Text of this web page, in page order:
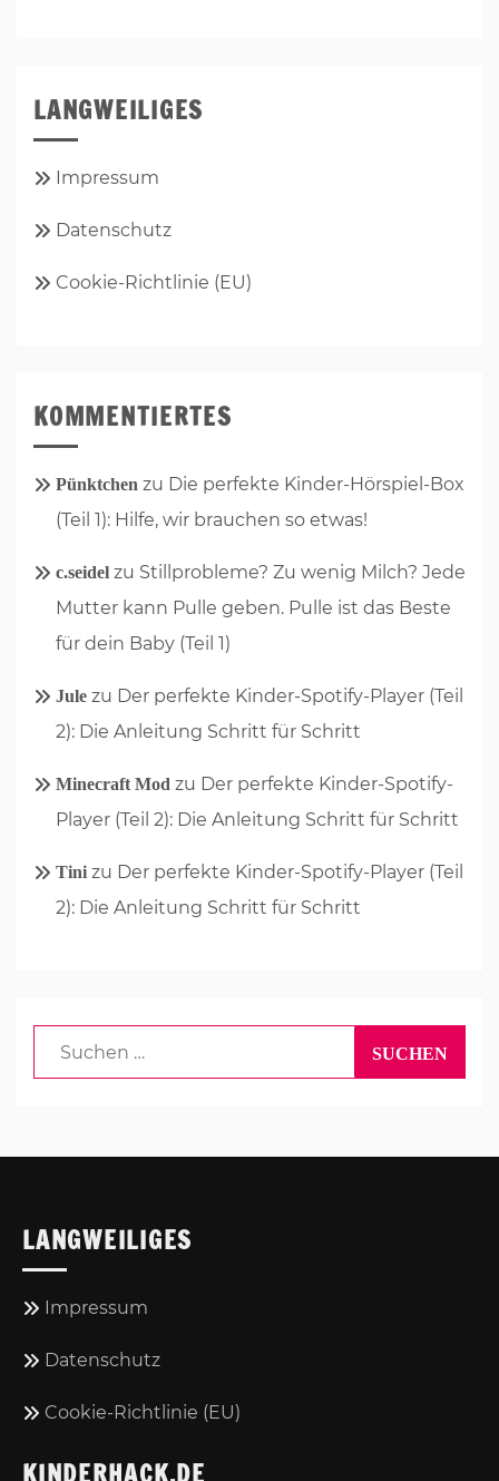
LANGWEILIGES
Impressum
Datenschutz
Cookie-Richtlinie (EU)
KOMMENTIERTES
Pünktchen zu Die perfekte Kinder-Hörspiel-Box
(Teil 1): Hilfe, wir brauchen so etwas!
c.seidel zu Stillprobleme? Zu wenig Milch? Jede
Mutter kann Pulle geben. Pulle ist das Beste
für dein Baby (Teil 1)
Jule zu Der perfekte Kinder-Spotify-Player (Teil
2): Die Anleitung Schritt für Schritt
Minecraft Mod zu Der perfekte Kinder-Spotify-
Player (Teil 2): Die Anleitung Schritt für Schritt
Tini zu Der perfekte Kinder-Spotify-Player (Teil
2): Die Anleitung Schritt für Schritt
Suchen
nach:
LANGWEILIGES
Impressum
Datenschutz
Cookie-Richtlinie (EU)
KINDERHACK.DE